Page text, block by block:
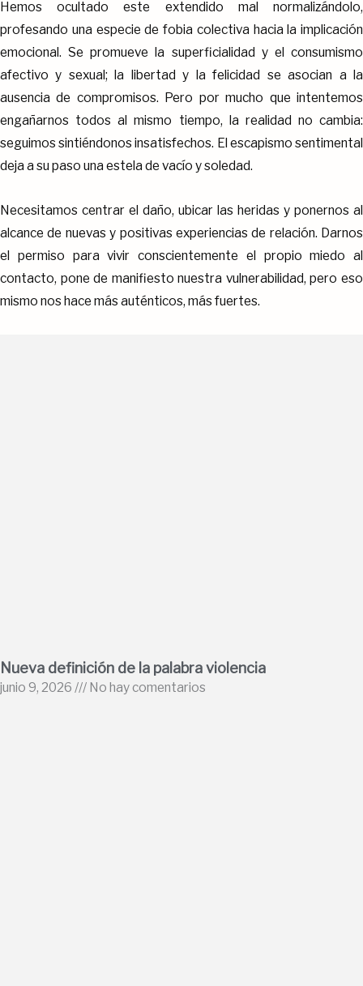
Hemos ocultado este extendido mal normalizándolo,
profesando una especie de fobia colectiva hacia la implicación
emocional. Se promueve la superficialidad y el consumismo
afectivo y sexual; la libertad y la felicidad se asocian a la
ausencia de compromisos. Pero por mucho que intentemos
engañarnos todos al mismo tiempo, la realidad no cambia:
seguimos sintiéndonos insatisfechos. El escapismo sentimental
deja a su paso una estela de vacío y soledad.
Necesitamos centrar el daño, ubicar las heridas y ponernos al
alcance de nuevas y positivas experiencias de relación. Darnos
el permiso para vivir conscientemente el propio miedo al
contacto, pone de manifiesto nuestra vulnerabilidad, pero eso
mismo nos hace más auténticos, más fuertes.
Nueva definición de la palabra violencia
junio 9, 2026 No hay comentarios